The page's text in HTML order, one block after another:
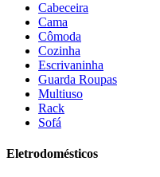
Estofados solar
Fischer
Giga
Cabeceira
Cama
Cômoda
Cozinha
Escrivaninha
Guarda Roupas
Multiuso
Rack
Sofá
Eletrodomésticos